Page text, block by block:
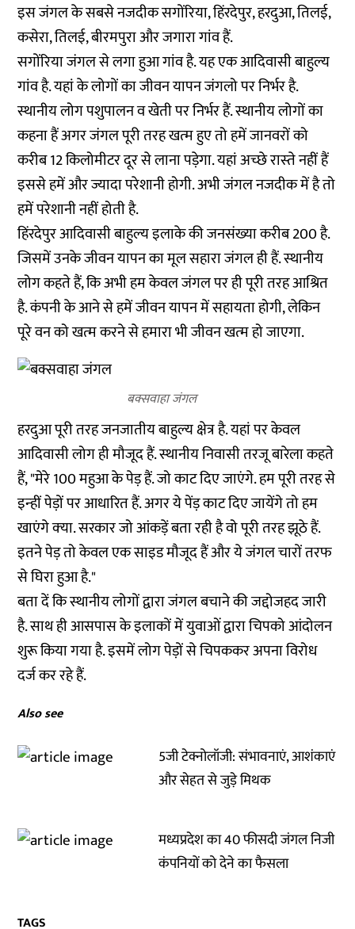
इस जंगल के सबसे नजदीक सगोंरिया, हिंरदेपुर, हरदुआ, तिलई,
कसेरा, तिलई, बीरमपुरा और जगारा गांव हैं.
सगोंरिया जंगल से लगा हुआ गांव है. यह एक आदिवासी बाहुल्‍य
गांव है. यहां के लोगों का जीवन यापन जंगलो पर निर्भर है.
स्‍थानीय लोग पशुपालन व खेती पर निर्भर हैं. स्‍थानीय लोगों का
कहना हैं अगर जंगल पूरी तरह खत्‍म हुए तो हमें जानवरों को
करीब 12 किलोमीटर दूर से लाना पड़ेगा. यहां अच्‍छे रास्‍ते नहीं हैं
इससे हमें और ज्यादा परेशानी होगी. अभी जंगल नजदीक में है तो
हमें परेशानी नहीं होती है.
हिंरदेपुर आदिवासी बाहुल्‍य इलाके की जनसंख्‍या करीब 200 है.
जिसमें उनके जीवन यापन का मूल सहारा जंगल ही हैं. स्‍थानीय
लोग कहते हैं, कि अभी हम केवल जंगल पर ही पूरी तरह आश्रित
है. कंपनी के आने से हमें जीवन यापन में सहायता होगी, लेकिन
पूरे वन को खत्‍म करने से हमारा भी जीवन खत्‍म हो जाएगा.
बक्सवाहा जंगल
हरदुआ पूरी तरह जनजातीय बाहुल्‍य क्षेत्र है. यहां पर केवल
आदिवासी लोग ही मौजूद हैं. स्‍थानीय निवासी तरजू बारेला कहते
हैं, "मेरे 100 महुआ के पेड़ हैं. जो काट दिए जाएंगे. हम पूरी तरह से
इन्‍हीं पेड़ों पर आधारित हैं. अगर ये पेंड़ काट दिए जायेंगे तो हम
खाएंगे क्‍या. सरकार जो आंकड़ें बता रही है वो पूरी तरह झूठे हैं.
इतने पेड़ तो केवल एक साइड मौजूद हैं और ये जंगल चारों तरफ
से घिरा हुआ है."
बता दें कि स्‍थानीय लोगों द्वारा जंगल बचाने की जद्दोजहद जारी
है. साथ ही आसपास के इलाकों में युवाओं द्वारा चिपको आंदोलन
शुरू किया गया है. इसमें लोग पेड़ों से चिपककर अपना विरोध
दर्ज कर रहे हैं.
Also see
5जी टेक्नोलॉजी: संभावनाएं, आशंकाएं
और सेहत से जुड़े मिथक
मध्यप्रदेश का 40 फीसदी जंगल निजी
कंपनियों को देने का फैसला
TAGS